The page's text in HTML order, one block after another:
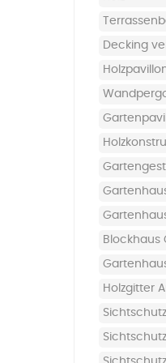
decking
Holzgitter